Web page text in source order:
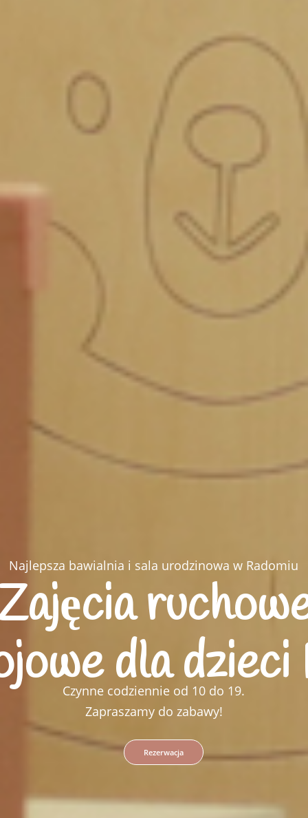
Najlepsza bawialnia i sala urodzinowa w Radomiu
dla dzieci
Czynne codziennie od 10 do 19.
Zapraszamy do zabawy!
Rezerwacja